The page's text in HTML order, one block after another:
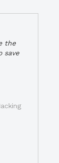
the
save